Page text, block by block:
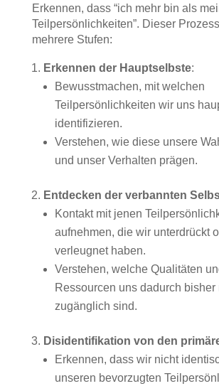
Erkennen, dass “ich mehr bin als
Teilpersönlichkeiten”. Dieser
mehrere Stufen:
Erkennen der Hauptselbste:
Bewusstmachen, mit welchen
Teilpersönlichkeiten wir uns
identifizieren.
Verstehen, wie diese unsere
und unser Verhalten prägen.
Entdecken der verbannten
Kontakt mit jenen
aufnehmen, die wir unterdrückt
verleugnet haben.
Verstehen, welche Qualitäten
Ressourcen uns dadurch bisher
zugänglich sind.
Disidentifikation von den
Erkennen, dass wir nicht
unseren bevorzugten